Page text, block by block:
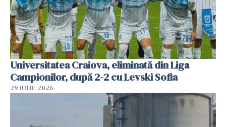
Universitatea Craiova, eliminată din Liga
Campionilor, după 2-2 cu Levski Sofia
29 IULIE 2026